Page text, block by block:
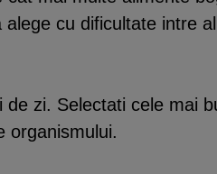
cu dificultate intre
zi. Selectati cele mai
organismului.